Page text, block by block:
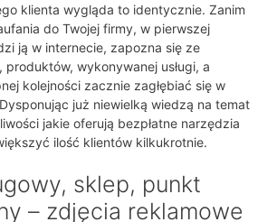
klienta wygląda to identycznie. Zanim
do Twojej firmy, w pierwszej
ją w internecie, zapozna się ze
wykonywanej usługi, a
kolejności zacznie zagłębiać się w
już niewielką wiedzą na temat
jakie oferują bezpłatne narzędzia
ilość klientów kilkukrotnie.
sklep, punkt
– zdjęcia reklamowe